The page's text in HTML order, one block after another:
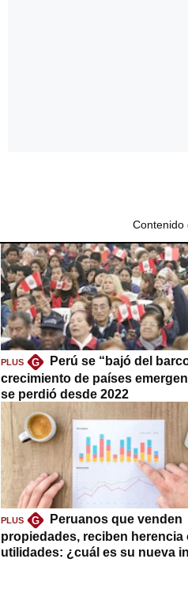
Contenido
PLUS G
Perú se “bajó del
crecimiento de países
se perdió desde 2022
PLUS G
Peruanos que venden
propiedades, reciben herencia
utilidades: ¿cuál es su nueva